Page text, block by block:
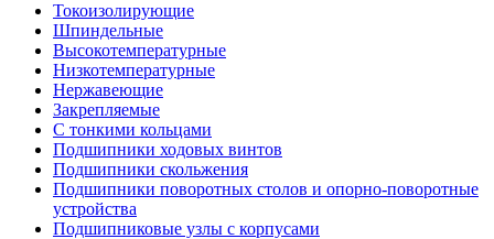
Токоизолирующие
Шпиндельные
Высокотемпературные
Низкотемпературные
Нержавеющие
Закрепляемые
С тонкими кольцами
Подшипники ходовых винтов
Подшипники скольжения
Подшипники поворотных столов и опорно-поворотные
устройства
Подшипниковые узлы с корпусами